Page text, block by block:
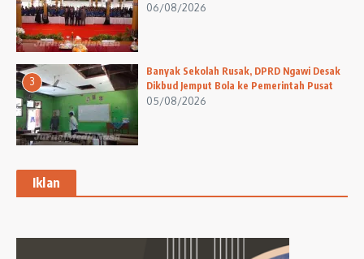
06/08/2026
3
Banyak Sekolah Rusak, DPRD Ngawi Desak
Dikbud Jemput Bola ke Pemerintah Pusat
05/08/2026
Iklan